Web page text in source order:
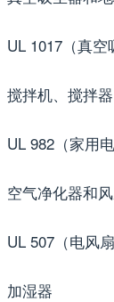
UL 1017（真空
搅拌机、搅拌
UL 982（家用
空气净化器和
UL 507（电风
加湿器